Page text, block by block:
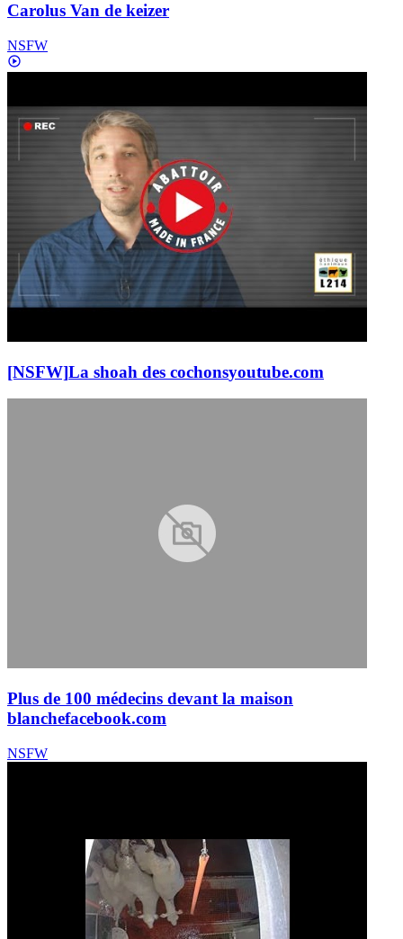
Carolus Van de keizer
NSFW
[NSFW]La shoah des cochonsyoutube.com
Plus de 100 médecins devant la maison
blanchefacebook.com
NSFW